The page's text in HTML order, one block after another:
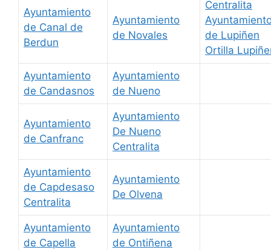
Ayuntamiento
de Canal de
Berdun
Ayuntamiento
de Novales
Centralita
de Lupiñen
Ortilla
Ayuntamiento
de Candasnos
Ayuntamiento
de Nueno
Ayuntamiento
de Canfranc
Ayuntamiento
De Nueno
Centralita
Ayuntamiento
de Capdesaso
Centralita
Ayuntamiento
De Olvena
Ayuntamiento
de Capella
Ayuntamiento
de Ontiñena